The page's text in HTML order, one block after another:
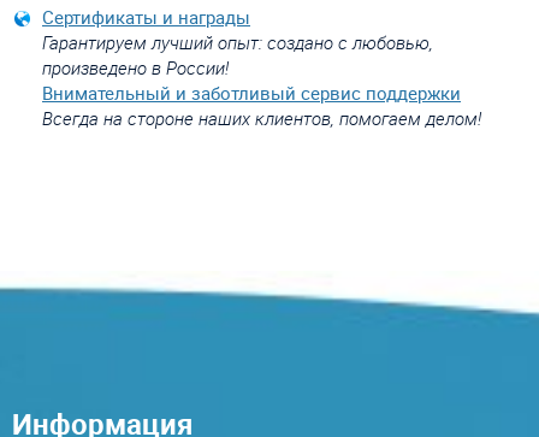
Сертификаты и награды
Гарантируем лучший опыт: создано с любовью,
произведено в России!
Внимательный и заботливый сервис поддержки
Всегда на стороне наших клиентов, помогаем делом!
Информация